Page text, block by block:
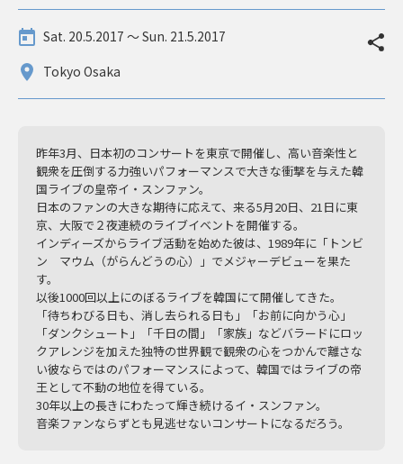
Sat. 20.5.2017 〜 Sun. 21.5.2017
Tokyo Osaka
昨年3月、日本初のコンサートを東京で開催し、高い音楽性と
観衆を圧倒する力強いパフォーマンスで大きな衝撃を与えた韓
国ライブの皇帝イ・スンファン。
日本のファンの大きな期待に応えて、来る5月20日、21日に東
京、大阪で２夜連続のライブイベントを開催する。
インディーズからライブ活動を始めた彼は、1989年に「トンビ
ン マウム（がらんどうの心）」でメジャーデビューを果た
す。
以後1000回以上にのぼるライブを韓国にて開催してきた。
「待ちわびる日も、消し去られる日も」「お前に向かう心」
「ダンクシュート」「千日の間」「家族」などバラードにロッ
クアレンジを加えた独特の世界観で観衆の心をつかんで離さな
い彼ならではのパフォーマンスによって、韓国ではライブの帝
王として不動の地位を得ている。
30年以上の長きにわたって輝き続けるイ・スンファン。
音楽ファンならずとも見逃せないコンサートになるだろう。